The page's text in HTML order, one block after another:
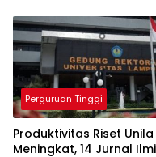
Kampus Daerah
Perguruan Tinggi
Produktivitas Riset Unila
Meningkat, 14 Jurnal